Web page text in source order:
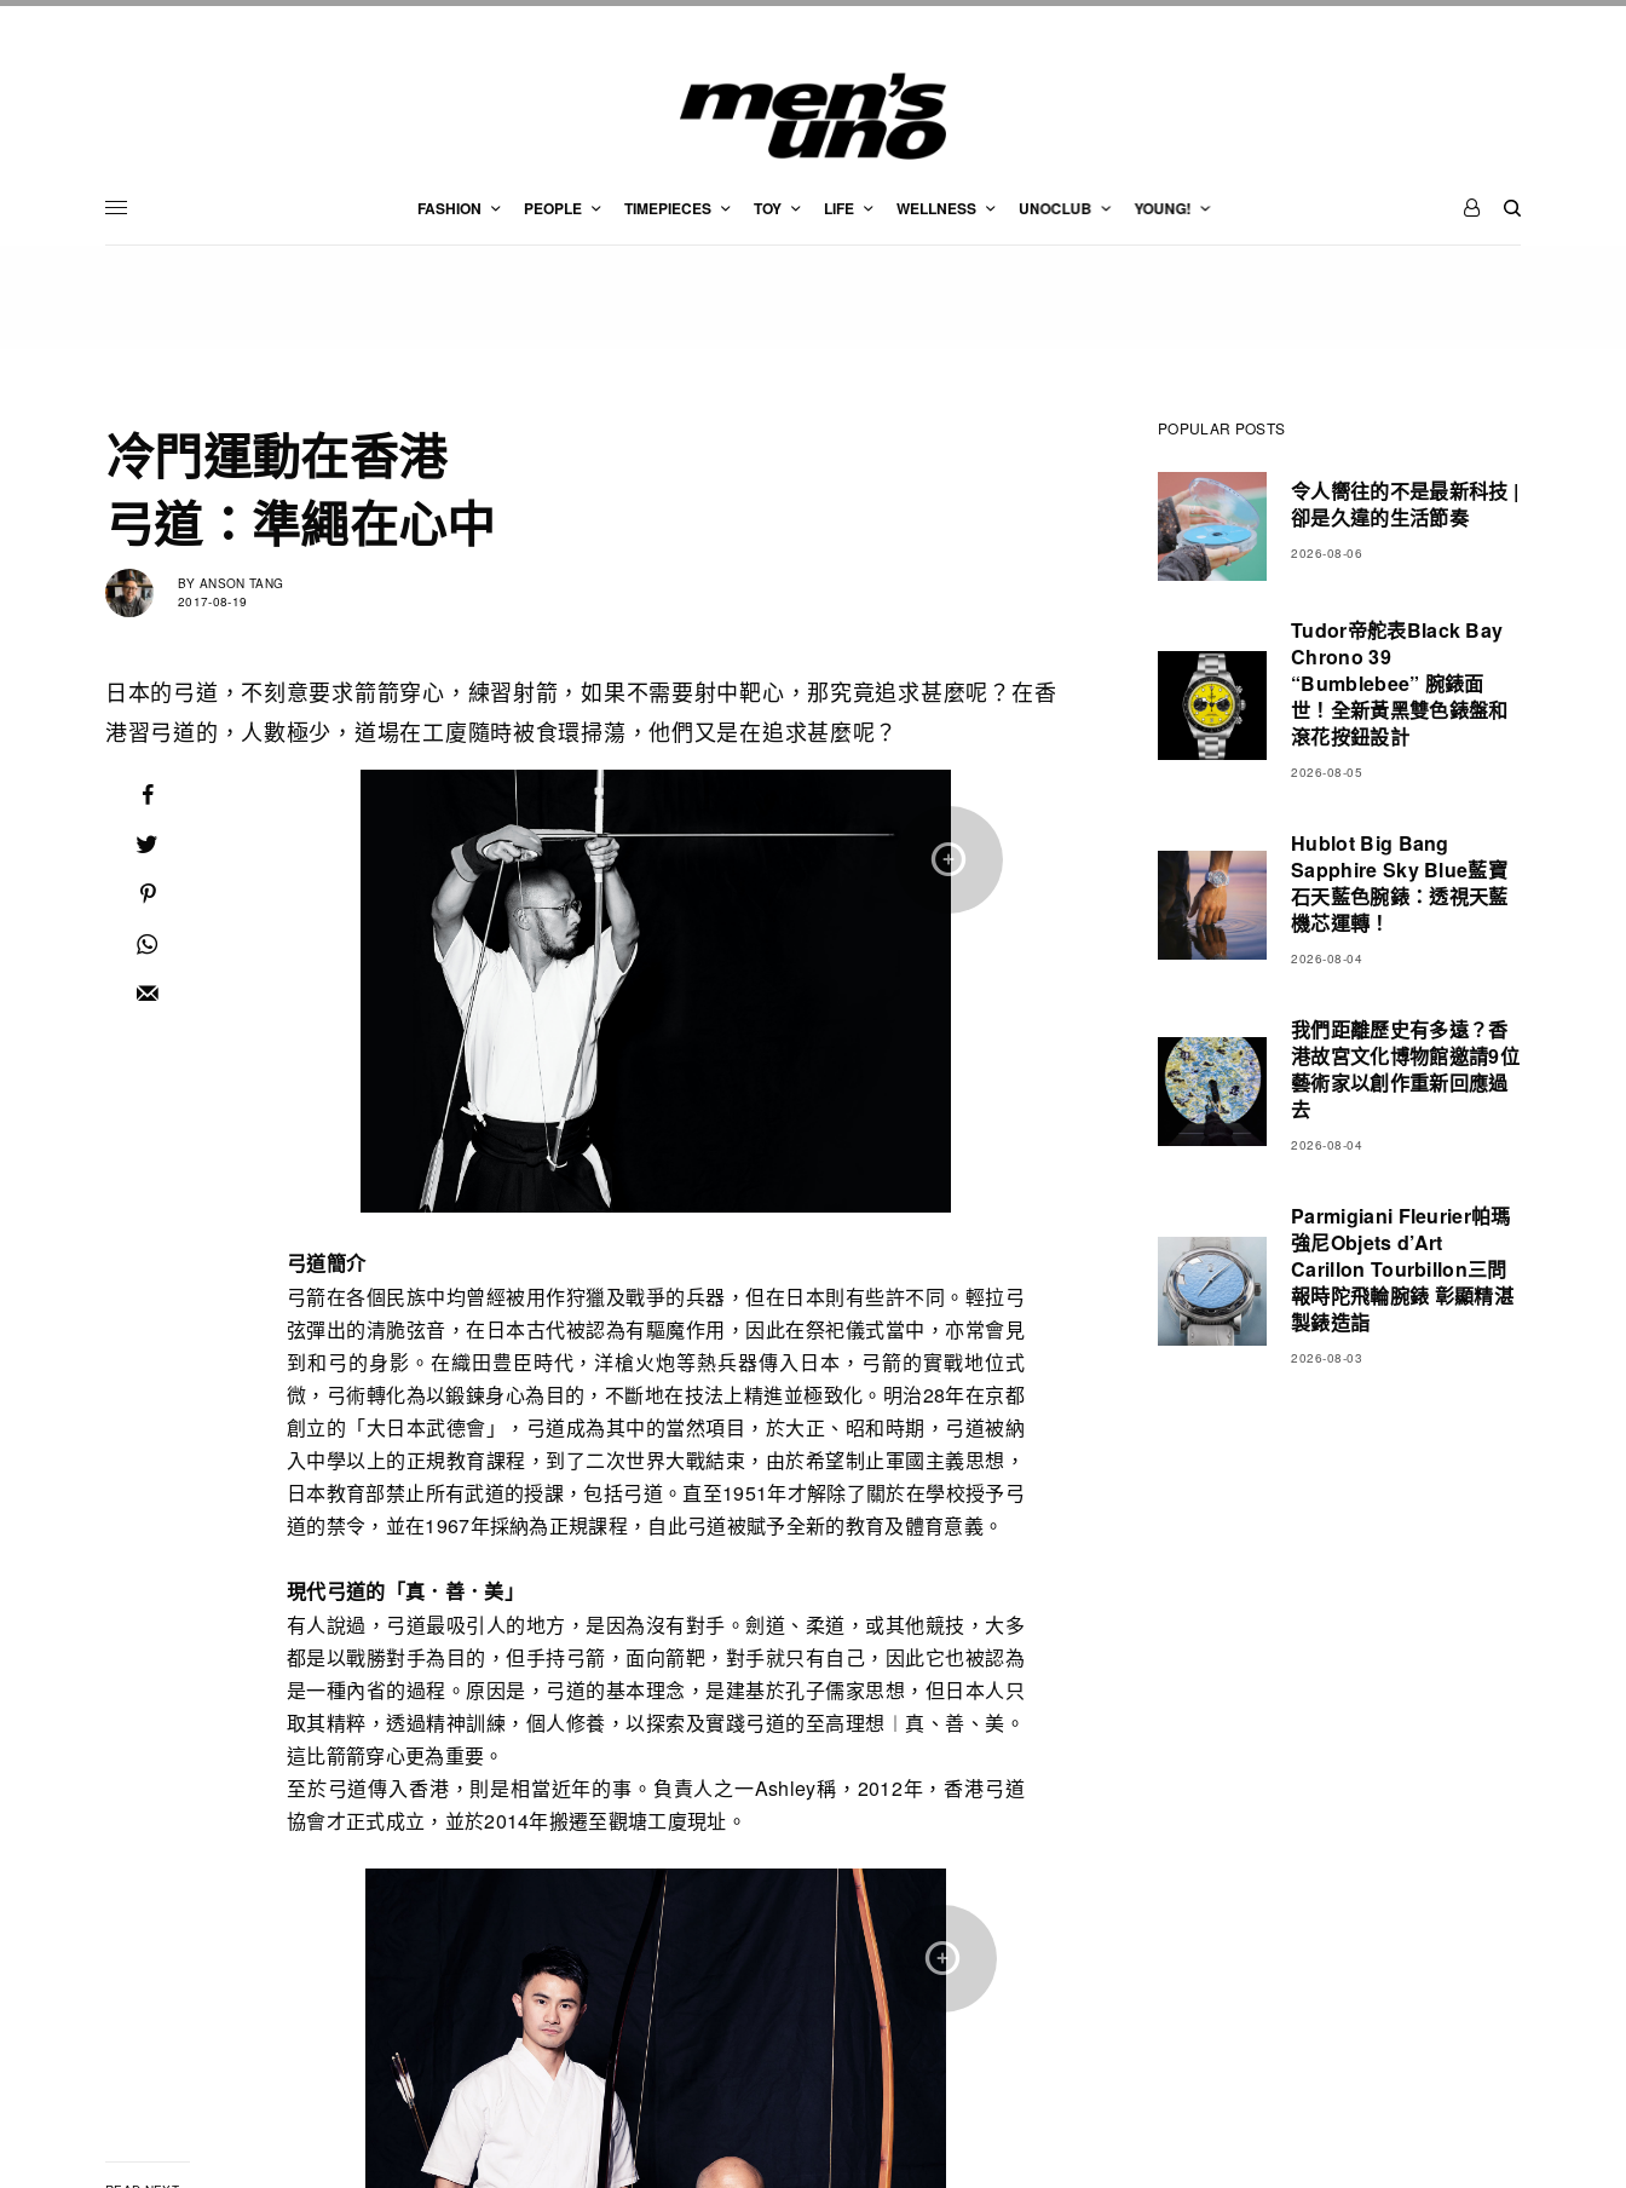
FASHION PEOPLE TIMEPIECES TOY LIFE WELLNESS UNOCLUB YOUNG!
冷門運動在香港
弓道：準繩在心中
BY ANSON TANG
2017-08-19
日本的弓道，不刻意要求箭箭穿心，練習射箭，如果不需要射中靶心，那究竟追求甚麼呢？在香
港習弓道的，人數極少，道場在工廈隨時被食環掃蕩，他們又是在追求甚麼呢？
弓道簡介
弓箭在各個民族中均曾經被用作狩獵及戰爭的兵器，但在日本則有些許不同。輕拉弓
弦彈出的清脆弦音，在日本古代被認為有驅魔作用，因此在祭祀儀式當中，亦常會見
到和弓的身影。在織田豊臣時代，洋槍火炮等熱兵器傳入日本，弓箭的實戰地位式
微，弓術轉化為以鍛鍊身心為目的，不斷地在技法上精進並極致化。明治28年在京都
創立的「大日本武德會」，弓道成為其中的當然項目，於大正、昭和時期，弓道被納
入中學以上的正規教育課程，到了二次世界大戰結束，由於希望制止軍國主義思想，
日本教育部禁止所有武道的授課，包括弓道。直至1951年才解除了關於在學校授予弓
道的禁令，並在1967年採納為正規課程，自此弓道被賦予全新的教育及體育意義。
現代弓道的「真．善．美」
有人說過，弓道最吸引人的地方，是因為沒有對手。劍道、柔道，或其他競技，大多
都是以戰勝對手為目的，但手持弓箭，面向箭靶，對手就只有自己，因此它也被認為
是一種內省的過程。原因是，弓道的基本理念，是建基於孔子儒家思想，但日本人只
取其精粹，透過精神訓練，個人修養，以探索及實踐弓道的至高理想︱真、善、美。
這比箭箭穿心更為重要。
至於弓道傳入香港，則是相當近年的事。負責人之一Ashley稱，2012年，香港弓道
協會才正式成立，並於2014年搬遷至觀塘工廈現址。
POPULAR POSTS
令人嚮往的不是最新科技 |
卻是久違的生活節奏
2026-08-06
Tudor帝舵表Black Bay
Chrono 39
“Bumblebee” 腕錶面
世！全新黃黑雙色錶盤和
滾花按鈕設計
2026-08-05
Hublot Big Bang
Sapphire Sky Blue藍寶
石天藍色腕錶：透視天藍
機芯運轉！
2026-08-04
我們距離歷史有多遠？香
港故宮文化博物館邀請9位
藝術家以創作重新回應過
去
2026-08-04
Parmigiani Fleurier帕瑪
強尼Objets d’Art
Carillon Tourbillon三問
報時陀飛輪腕錶 彰顯精湛
製錶造詣
2026-08-03